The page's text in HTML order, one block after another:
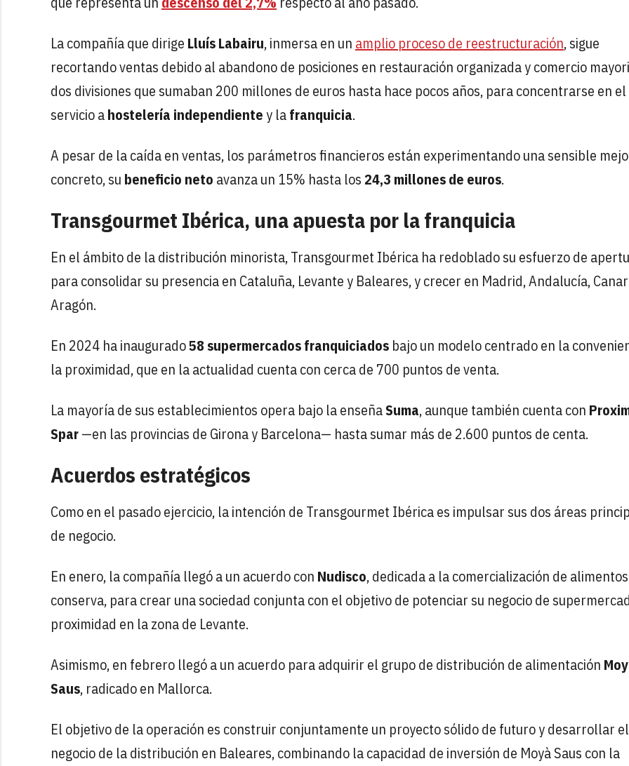
La compañía que dirige Lluís Labairu, inmersa en un amplio proceso de reestructuración, sigue
recortando ventas debido al abandono de posiciones en restauración organizada y comercio
dos divisiones que sumaban 200 millones de euros hasta hace pocos años, para concentrarse en el
servicio ahostelería independientey lafranquicia.
A pesar de la caída en ventas, los parámetros financieros están experimentando una sensible
concreto, su beneficio neto avanza un 15% hasta los24,3 millones de euros.
Transgourmet Ibérica, una apuesta por la franquicia
En el ámbito de la distribución minorista, Transgourmet Ibérica ha redoblado su esfuerzo de
para consolidar su presencia en Cataluña, Levante y Baleares, y crecer en Madrid, Andalucía,
Aragón.
En 2024 ha inaugurado58 supermercados franquiciados bajo un modelo centrado en la
la proximidad, que en la actualidad cuenta con cerca de 700 puntos de venta.
La mayoría de sus establecimientos opera bajo la enseñaSuma, aunque también cuenta con
Spar—en las provincias de Girona y Barcelona— hasta sumar más de 2.600 puntos de centa.
Acuerdos estratégicos
Como en el pasado ejercicio, la intención de Transgourmet Ibérica es impulsar sus dos áreas
de negocio.
En enero, la compañía llegó a un acuerdo con Nudisco, dedicada a la comercialización de
conserva, para crear una sociedad conjunta con el objetivo de potenciar su negocio de
proximidad en la zona de Levante.
Asimismo, en febrero llegó a un acuerdo para adquirir el grupo de distribución de alimentación
Saus, radicado en Mallorca.
El objetivo de la operación es construir conjuntamente un proyecto sólido de futuro y desarrollar el
negocio de la distribución en Baleares, combinando la capacidad de inversión de Moyà Saus con la